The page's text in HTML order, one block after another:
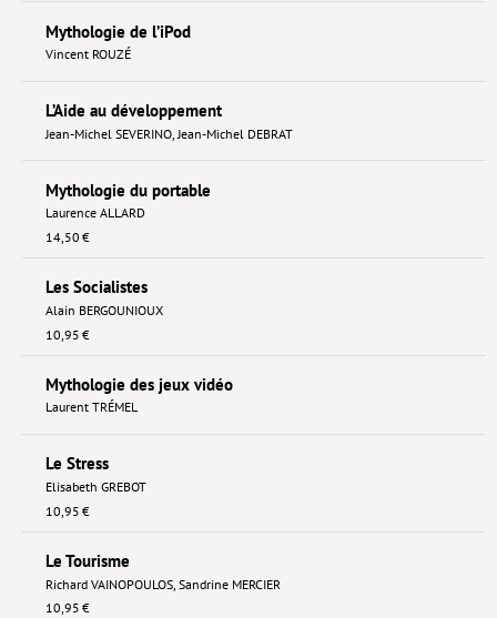
Mythologie de l’iPod
Vincent ROUZÉ
L’Aide au développement
Jean-Michel SEVERINO, Jean-Michel DEBRAT
Mythologie du portable
Laurence ALLARD
14,50 €
Les Socialistes
Alain BERGOUNIOUX
10,95 €
Mythologie des jeux vidéo
Laurent TRÉMEL
Le Stress
Elisabeth GREBOT
10,95 €
Le Tourisme
Richard VAINOPOULOS, Sandrine MERCIER
10,95 €